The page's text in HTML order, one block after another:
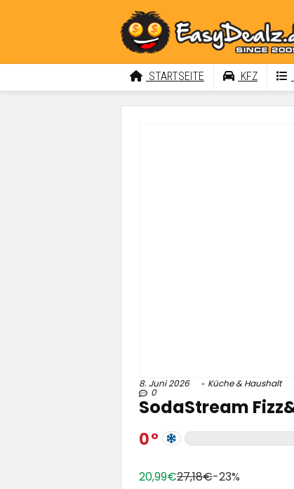
STARTSEITE KFZ
8. Juni 2026 Küche & Haushalt
0
SodaStream
0
20,99€27,18€-23%